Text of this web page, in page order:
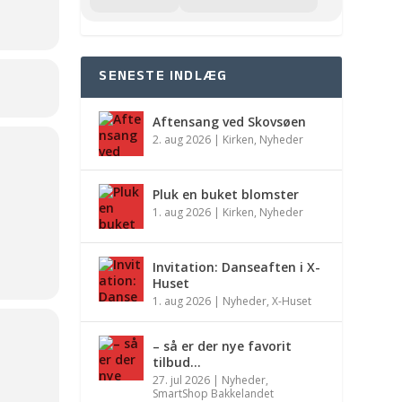
SENESTE INDLÆG
Aftensang ved Skovsøen
2. aug 2026 | Kirken, Nyheder
Pluk en buket blomster
1. aug 2026 | Kirken, Nyheder
Invitation: Danseaften i X-
Huset
1. aug 2026 | Nyheder,X-Huset
– så er der nye favorit
tilbud…
27. jul 2026 | Nyheder,
SmartShop Bakkelandet